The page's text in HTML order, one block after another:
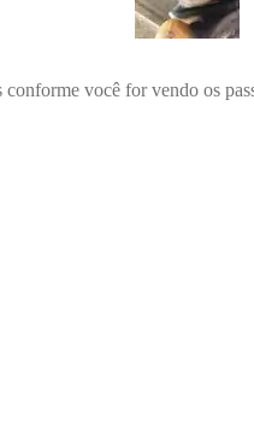
você for vendo os